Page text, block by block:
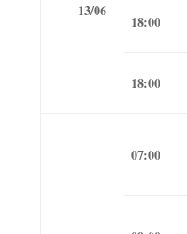
13/06
18:00
18:00
07:00